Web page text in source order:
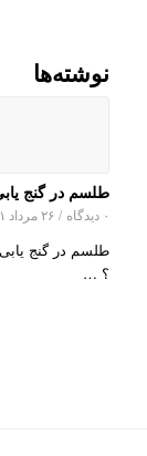
نوشته‌ها
طلسم در گنج
۰ دیدگاه / ۲۶ مرداد ۱۴۰۱
طلسم در گنج
؟ …